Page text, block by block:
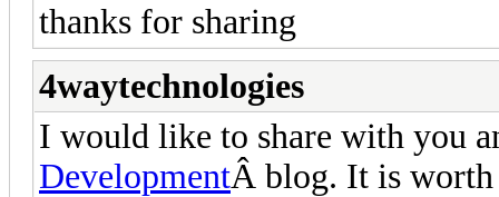
thanks for sharing
4waytechnologies
I would like to share with you
DevelopmentÂ blog. It is worth